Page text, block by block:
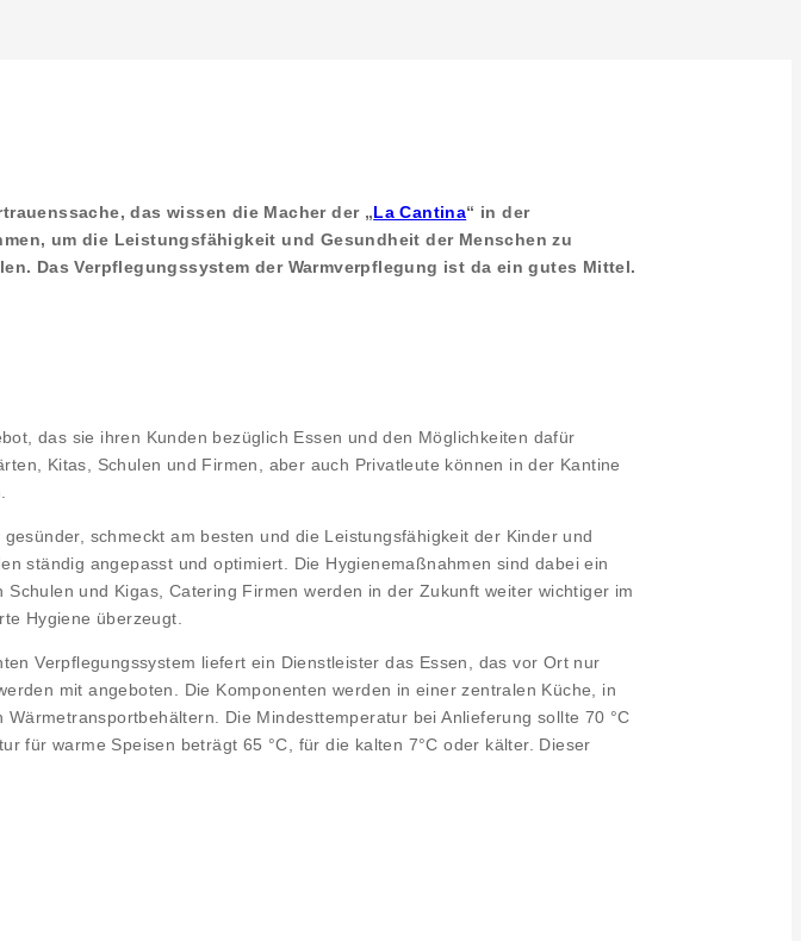
das wissen die Macher der „La Cantina“ in der
um die Leistungsfähigkeit und Gesundheit der Menschen zu
Das Verpflegungssystem der Warmverpflegung ist da ein gutes Mittel.
das sie ihren Kunden bezüglich Essen und den Möglichkeiten dafür
Kitas, Schulen und Firmen, aber auch Privatleute können in der Kantine
schmeckt am besten und die Leistungsfähigkeit der Kinder und
ständig angepasst und optimiert. Die Hygienemaßnahmen sind dabei ein
und Kigas, Catering Firmen werden in der Zukunft weiter wichtiger im
Hygiene überzeugt.
Verpflegungssystem liefert ein Dienstleister das Essen, das vor Ort nur
mit angeboten. Die Komponenten werden in einer zentralen Küche, in
Die Mindesttemperatur bei Anlieferung sollte 70 °C
für warme Speisen beträgt 65 °C, für die kalten 7°C oder kälter. Dieser